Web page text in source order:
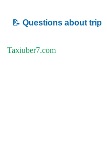
📝 Questions about trip
Taxiuber7.com